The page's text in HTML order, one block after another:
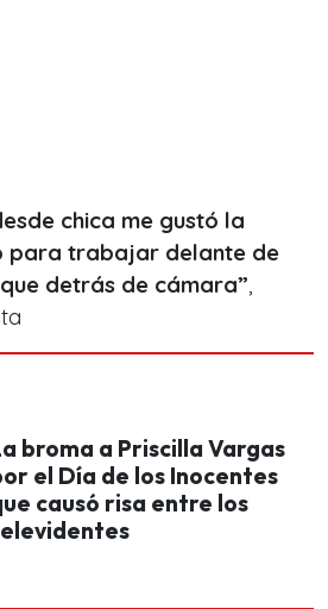
chica me gustó la
para trabajar delante de
detrás de cámara”,
broma a Priscilla Vargas
el Día de los Inocentes
causó risa entre los